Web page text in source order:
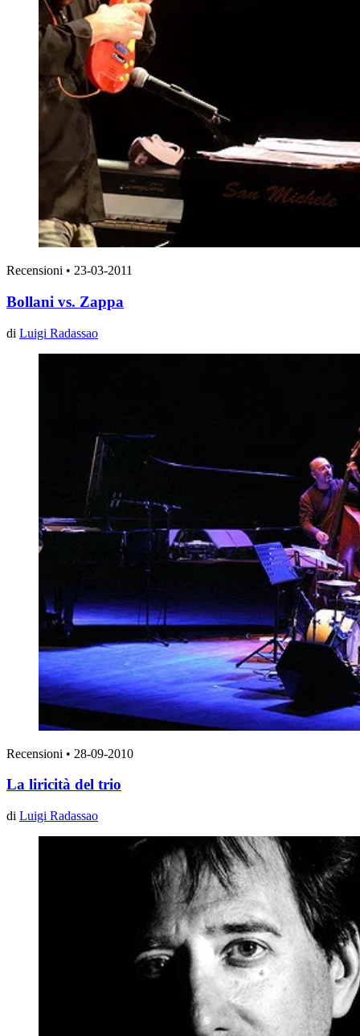
Recensioni • 23-03-2011
Bollani vs. Zappa
di Luigi Radassao
Recensioni • 28-09-2010
La liricità del trio
di Luigi Radassao